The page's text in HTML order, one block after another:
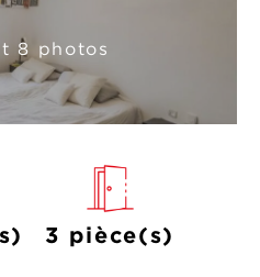
8 photos
3 pièce(s)